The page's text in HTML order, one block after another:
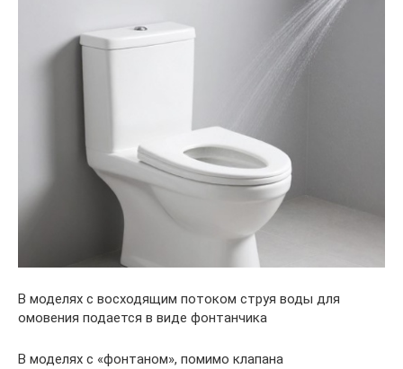
В моделях с восходящим потоком струя воды для
омовения подается в виде фонтанчика
В моделях с «фонтаном», помимо клапана